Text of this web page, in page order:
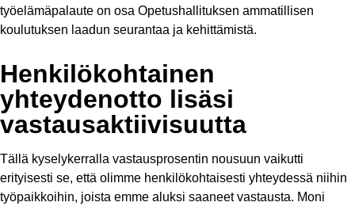
työelämäpalaute on osa Opetushallituksen ammatillisen
koulutuksen laadun seurantaa ja kehittämistä.
Henkilökohtainen
yhteydenotto lisäsi
vastausaktiivisuutta
Tällä kyselykerralla vastausprosentin nousuun vaikutti
erityisesti se, että olimme henkilökohtaisesti yhteydessä niihin
työpaikkoihin, joista emme aluksi saaneet vastausta. Moni